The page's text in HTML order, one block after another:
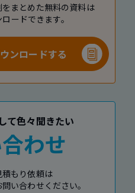
まとめた無料の資料は
ードできます。
ンロードする
て色々聞きたい
わせ
もり依頼は
い合わせください。